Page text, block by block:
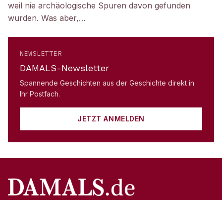
weil nie archäologische Spuren davon gefunden
wurden. Was aber,…
NEWSLETTER
DAMALS-Newsletter
Spannende Geschichten aus der Geschichte direkt in
Ihr Postfach.
JETZT ANMELDEN